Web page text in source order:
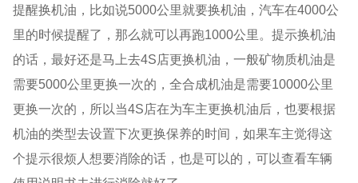
提醒换机油，比如说5000公里就要换机油，汽车在4000公
里的时候提醒了，那么就可以再跑1000公里。提示换机油
的话，最好还是马上去4S店更换机油，一般矿物质机油是
需要5000公里更换一次的，全合成机油是需要10000公里
更换一次的，所以当4S店在为车主更换机油后，也要根据
机油的类型去设置下次更换保养的时间，如果车主觉得这
个提示很烦人想要消除的话，也是可以的，可以查看车辆